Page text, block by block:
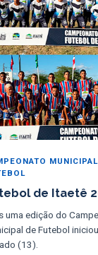
de Itaetê
uma edição do
de Futebol
(13).